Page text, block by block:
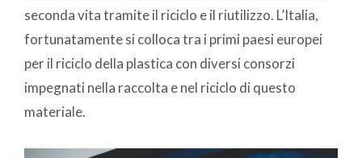
seconda vita tramite il riciclo e il riutilizzo. L’Italia,
fortunatamente si colloca tra i primi paesi europei
per il riciclo della plastica con diversi consorzi
impegnati nella raccolta e nel riciclo di questo
materiale.